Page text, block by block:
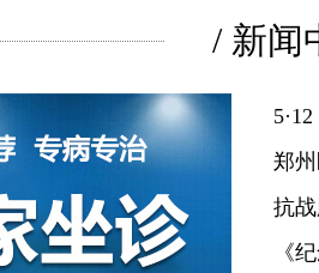
/ 新闻
郑
抗
《